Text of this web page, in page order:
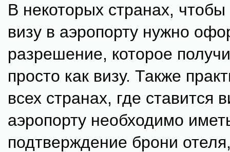
В некоторых странах, чтобы
визу в аэропорту нужно
разрешение, которое
просто как визу. Также
всех странах, где ставится
аэропорту необходимо
подтверждение брони